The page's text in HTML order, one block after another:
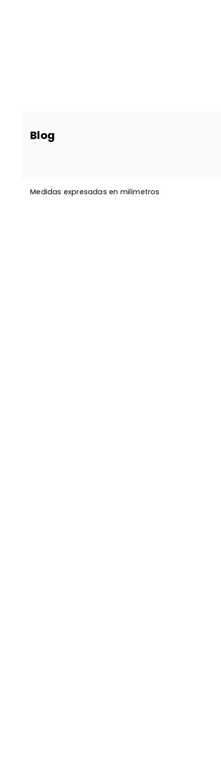
Blog
Medidas expresadas en milímetros